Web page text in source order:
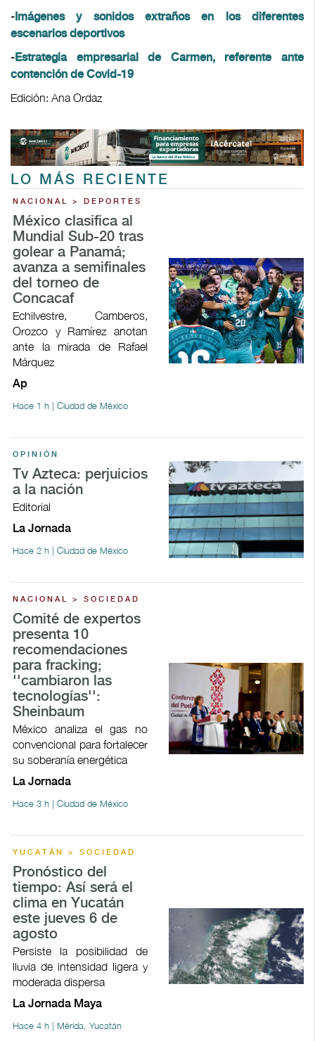
- Imágenes y sonidos extraños en los diferentes
escenarios deportivos
-Estrategia empresarial de Carmen, referente ante
contención de Covid-19
Edición: Ana Ordaz
LO MÁS RECIENTE
NACIONAL > DEPORTES
México clasifica al
Mundial Sub-20 tras
golear a Panamá;
avanza a semifinales
del torneo de
Concacaf
Echilvestre, Camberos,
Orozco y Ramírez anotan
ante la mirada de Rafael
Márquez
Ap
Hace 1 h | Ciudad de México
OPINIÓN
Tv Azteca: perjuicios
a la nación
Editorial
La Jornada
Hace 2 h | Ciudad de México
NACIONAL > SOCIEDAD
Comité de expertos
presenta 10
recomendaciones
para fracking;
''cambiaron las
tecnologías'':
Sheinbaum
México analiza el gas no
convencional para fortalecer
su soberanía energética
La Jornada
Hace 3 h | Ciudad de México
YUCATÁN > SOCIEDAD
Pronóstico del
tiempo: Así será el
clima en Yucatán
este jueves 6 de
agosto
Persiste la posibilidad de
lluvia de intensidad ligera y
moderada dispersa
La Jornada Maya
Hace 4 h | Mérida, Yucatán